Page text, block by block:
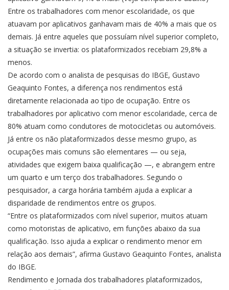
Entre os trabalhadores com menor escolaridade, os que
atuavam por aplicativos ganhavam mais de 40% a mais que os
demais. Já entre aqueles que possuíam nível superior completo,
a situação se invertia: os plataformizados recebiam 29,8% a
menos.
De acordo com o analista de pesquisas do IBGE, Gustavo
Geaquinto Fontes, a diferença nos rendimentos está
diretamente relacionada ao tipo de ocupação. Entre os
trabalhadores por aplicativo com menor escolaridade, cerca de
80% atuam como condutores de motocicletas ou automóveis.
Já entre os não plataformizados desse mesmo grupo, as
ocupações mais comuns são elementares — ou seja,
atividades que exigem baixa qualificação —, e abrangem entre
um quarto e um terço dos trabalhadores. Segundo o
pesquisador, a carga horária também ajuda a explicar a
disparidade de rendimentos entre os grupos.
“Entre os plataformizados com nível superior, muitos atuam
como motoristas de aplicativo, em funções abaixo da sua
qualificação. Isso ajuda a explicar o rendimento menor em
relação aos demais”, afirma Gustavo Geaquinto Fontes, analista
do IBGE.
Rendimento e Jornada dos trabalhadores plataformizados,